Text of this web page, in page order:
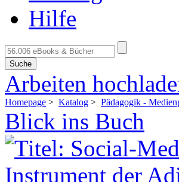
Hilfe
Suche
Arbeiten
Homepage > Katalog > Pädagogik -
Blick ins Buch